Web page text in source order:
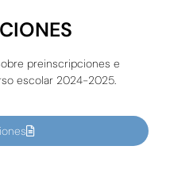
preinscripciones e
escolar 2024-2025.